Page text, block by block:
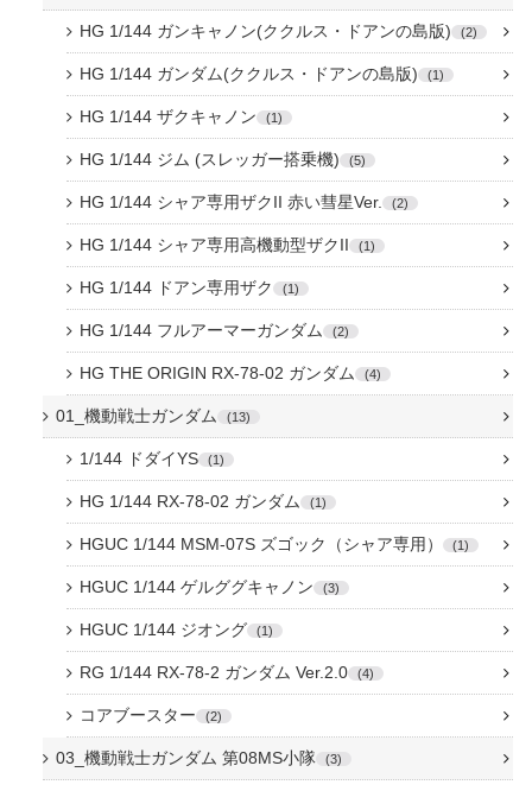
HG 1/144 ガンキャノン(ククルス・ドアンの島版) 2
HG 1/144 ガンダム(ククルス・ドアンの島版) 1
HG 1/144 ザクキャノン 1
HG 1/144 ジム (スレッガー搭乗機) 5
HG 1/144 シャア専用ザクII 赤い彗星Ver. 2
HG 1/144 シャア専用高機動型ザクII 1
HG 1/144 ドアン専用ザク 1
HG 1/144 フルアーマーガンダム 2
HG THE ORIGIN RX-78-02 ガンダム 4
01_機動戦士ガンダム 13
1/144 ドダイYS 1
HG 1/144 RX-78-02 ガンダム 1
HGUC 1/144 MSM-07S ズゴック（シャア専用） 1
HGUC 1/144 ゲルググキャノン 3
HGUC 1/144 ジオング 1
RG 1/144 RX-78-2 ガンダム Ver.2.0 4
コアブースター 2
03_機動戦士ガンダム 第08MS小隊 3